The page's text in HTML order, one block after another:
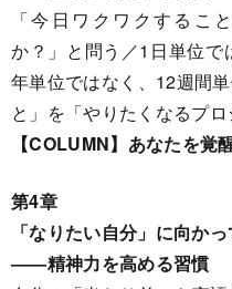
「今日ワクワクするこ
か？」と問う／1日単位で
年単位ではなく、12週間
と」を「やりたくなるプ
【COLUMN】あなたを覚
第4章
「なりたい自分」に向か
――精神力を高める習慣